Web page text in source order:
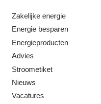
Zakelijke energie
Energie besparen
Energieproducten
Advies
Stroometiket
Nieuws
Vacatures